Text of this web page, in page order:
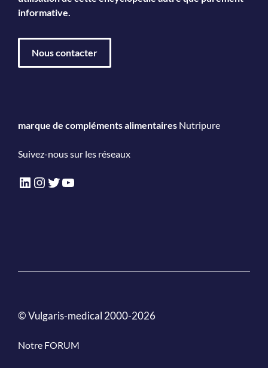
informative.
Nous contacter
marque de compléments alimentaires Nutripure
Suivez-nous sur les réseaux
LinkedIn
Instagram
Twitter
YouTube
© Vulgaris-medical 2000-2026
Notre FORUM